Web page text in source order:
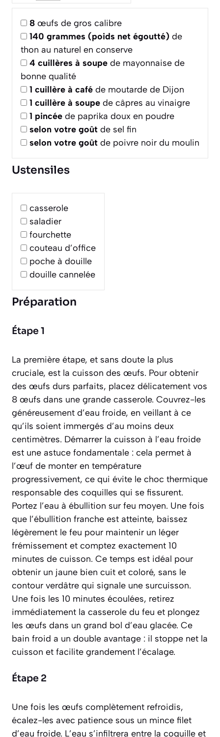
8 œufs de gros calibre
140 grammes (poids net égoutté) de
thon au naturel en conserve
4 cuillères à soupe de mayonnaise de
bonne qualité
1 cuillère à café de moutarde de Dijon
1 cuillère à soupe de câpres au vinaigre
1 pincée de paprika doux en poudre
selon votre goût de sel fin
selon votre goût de poivre noir du moulin
Ustensiles
casserole
saladier
fourchette
couteau d’office
poche à douille
douille cannelée
Préparation
Étape 1
La première étape, et sans doute la plus
cruciale, est la cuisson des œufs. Pour obtenir
des œufs durs parfaits, placez délicatement vos
8 œufs dans une grande casserole. Couvrez-les
généreusement d’eau froide, en veillant à ce
qu’ils soient immergés d’au moins deux
centimètres. Démarrer la cuisson à l’eau froide
est une astuce fondamentale : cela permet à
l’œuf de monter en température
progressivement, ce qui évite le choc thermique
responsable des coquilles qui se fissurent.
Portez l’eau à ébullition sur feu moyen. Une fois
que l’ébullition franche est atteinte, baissez
légèrement le feu pour maintenir un léger
frémissement et comptez exactement 10
minutes de cuisson. Ce temps est idéal pour
obtenir un jaune bien cuit et coloré, sans le
contour verdâtre qui signale une surcuisson.
Une fois les 10 minutes écoulées, retirez
immédiatement la casserole du feu et plongez
les œufs dans un grand bol d’eau glacée. Ce
bain froid a un double avantage : il stoppe net la
cuisson et facilite grandement l’écalage.
Étape 2
Une fois les œufs complètement refroidis,
écalez-les avec patience sous un mince filet
d’eau froide. L’eau s’infiltrera entre la coquille et